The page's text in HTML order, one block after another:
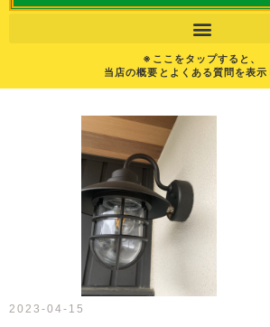
※ここをタップすると、
当店の概要とよくある質問を表示
2023-04-15